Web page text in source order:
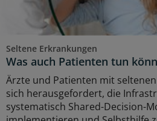
Seltene Erkrankungen
Was auch Patienten tun
Ärzte und Patienten mit
sich herausgefordert, die
systematisch Shared-Decision-